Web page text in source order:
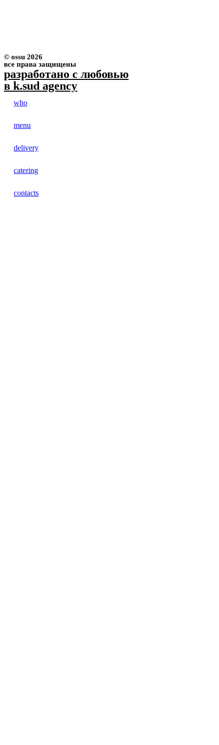
© ossu 2026
все права защищены
разработано с любовью
в k.sud agency
who
menu
delivery
catering
contacts